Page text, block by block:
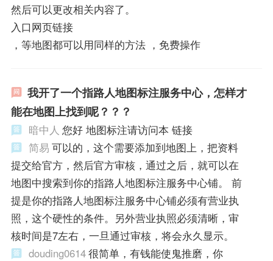
然后可以更改相关内容了。
入口网页链接
，等地图都可以用同样的方法 ，免费操作
我开了一个指路人地图标注服务中心，怎样才
能在地图上找到呢？？？
暗中人 您好 地图标注请访问本 链接
简易 可以的，这个需要添加到地图上，把资料
提交给官方，然后官方审核，通过之后，就可以在
地图中搜索到你的指路人地图标注服务中心铺。 前
提是你的指路人地图标注服务中心铺必须有营业执
照，这个硬性的条件。另外营业执照必须清晰，审
核时间是7左右，一旦通过审核，将会永久显示。
douding0614很简单，有钱能使鬼推磨，你